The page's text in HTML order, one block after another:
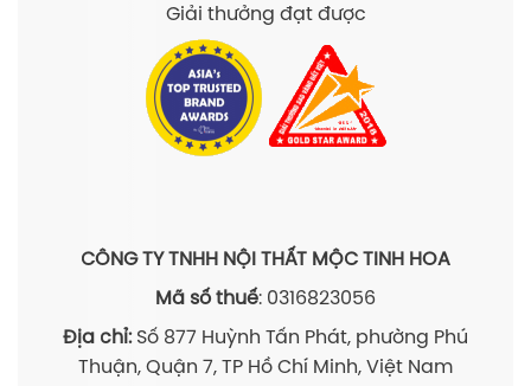
Giải thưởng đạt được
CÔNG TY TNHH NỘI THẤT MỘC TINH HOA
Mã số thuế: 0316823056
Địa chỉ:Số 877 Huỳnh Tấn Phát, phường Phú
Thuận, Quận 7, TP Hồ Chí Minh, Việt Nam